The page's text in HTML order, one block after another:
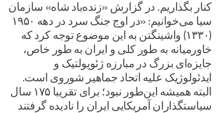
کنار بگذاریم. در گزارش «زنده‌باد شاه» سازمان
سیا می‌خوانیم: «در اوج جنگ سرد در دهه ۱۹۵۰
(۱۳۳۰) واشینگتن به این موضوع توجه کرد که
خاورمیانه به طور کلی و ایران به طور خاص،
جایزه‌ای بزرگ در مبارزه ژئوپولتیک و
ایدئولوژیک علیه اتحاد جماهیر شوروی است.
البته همیشه این‌طور نبود؛ برای تقریبا ۱۷۵ سال
سیاستگذاران آمریکایی ایران را نادیده گرفتند